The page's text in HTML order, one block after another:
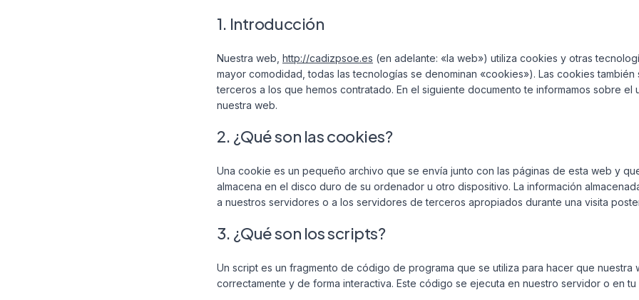
1. Introducción
Nuestra web, http://cadizpsoe.es (en adelante: «la web») utiliza cookies y otras
mayor comodidad, todas las tecnologías se denominan «cookies»). Las cookies
terceros a los que hemos contratado. En el siguiente documento te informamos sobre el
nuestra web.
2. ¿Qué son las cookies?
Una cookie es un pequeño archivo que se envía junto con las páginas de esta web y
almacena en el disco duro de su ordenador u otro dispositivo. La información
a nuestros servidores o a los servidores de terceros apropiados durante una visita
3. ¿Qué son los scripts?
Un script es un fragmento de código de programa que se utiliza para hacer que nuestra
correctamente y de forma interactiva. Este código se ejecuta en nuestro servidor o en tu